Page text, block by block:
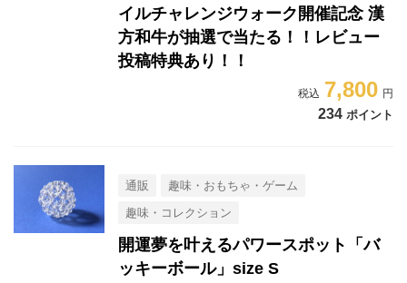
イルチャレンジウォーク開催記念 漢
方和牛が抽選で当たる！！レビュー
投稿特典あり！！
7,800
234 ポイント
通販
趣味・おもちゃ・ゲーム
趣味・コレクション
開運夢を叶えるパワースポット「バ
ッキーボール」size S